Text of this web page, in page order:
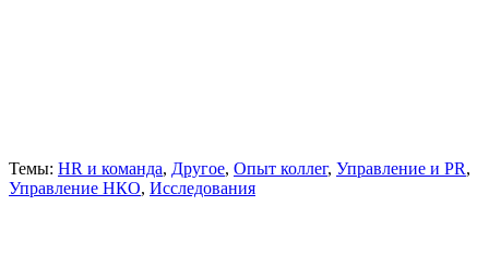
Темы: HR и команда, Другое, Опыт коллег, Управление и PR,
Управление НКО, Исследования